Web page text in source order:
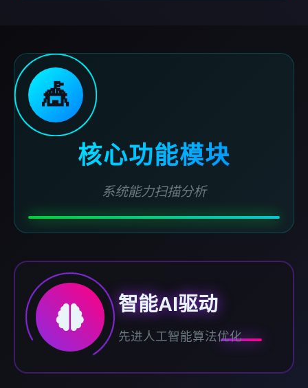
🎪
核心功能模块
系统能力扫描分析
智能AI驱动
先进人工智能算法优化